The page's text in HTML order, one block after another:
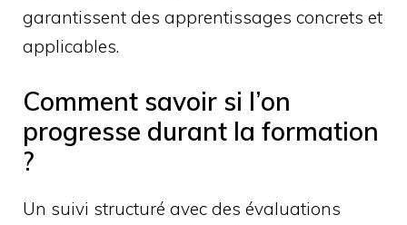
garantissent des apprentissages concrets et
applicables.
Comment savoir si l’on
progresse durant la formation
?
Un suivi structuré avec des évaluations